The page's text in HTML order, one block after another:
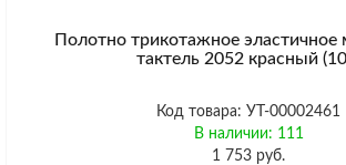
Полотно трикотажное эластичное
тактель 2052 красный
Код товара: УТ-00002461
В наличии: 111
1 753 руб.